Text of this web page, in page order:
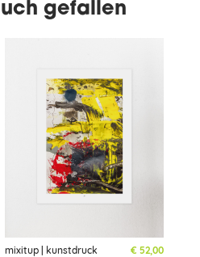
gefallen
mixitup | kunstdruck € 52,00